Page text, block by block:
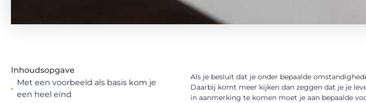
Inhoudsopgave
Met een voorbeeld als basis kom je
een heel eind
Als je besluit dat je onder bepaalde
Daarbij komt meer kijken dan zeggen dat je je
in aanmerking te komen moet je aan bepaalde